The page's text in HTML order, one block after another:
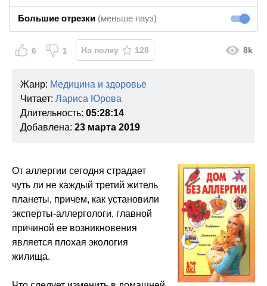
Большие отрезки (меньше пауз)
6 1 На полку 128 8k
Жанр: Медицина и здоровье
Читает: Лариса Юрова
Длительность: 05:28:14
Добавлена: 23 марта 2019
От аллергии сегодня страдает
чуть ли не каждый третий житель
планеты, причем, как установили
эксперты-аллергологи, главной
причиной ее возникновения
является плохая экология
жилища.